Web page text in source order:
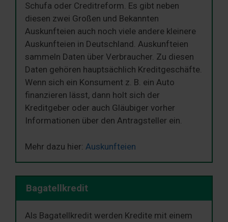
Schufa oder Creditreform. Es gibt neben
diesen zwei Großen und Bekannten
Auskunfteien auch noch viele andere kleinere
Auskunfteien in Deutschland. Auskunfteien
sammeln Daten über Verbraucher. Zu diesen
Daten gehören hauptsächlich Kreditgeschäfte.
Wenn sich ein Konsument z. B. ein Auto
finanzieren lässt, dann holt sich der
Kreditgeber oder auch Gläubiger vorher
Informationen über den Antragsteller ein.
Mehr dazu hier: Auskunfteien
Bagatellkredit
Als Bagatellkredit werden Kredite mit einem